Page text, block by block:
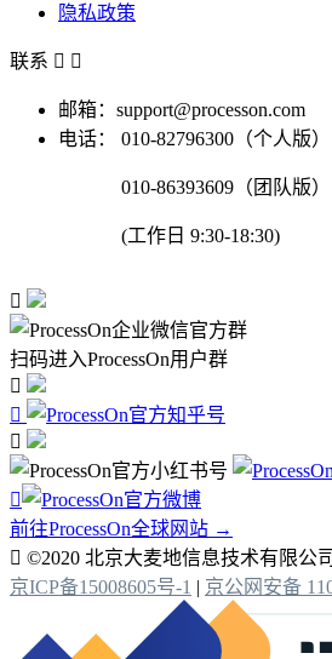
隐私政策
联系  
邮箱：support@processon.com
电话：
010-82796300（个人版）
010-86393609（团队版）
(工作日 9:30-18:30)

扫码进入ProcessOn用户群




前往ProcessOn全球网站 →
 ©2020 北京大麦地信息技术有限公司
京ICP备15008605号-1 | 京公网安备